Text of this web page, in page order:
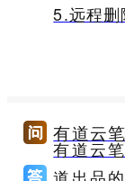
5.远程删
有道云
有道云
道出品